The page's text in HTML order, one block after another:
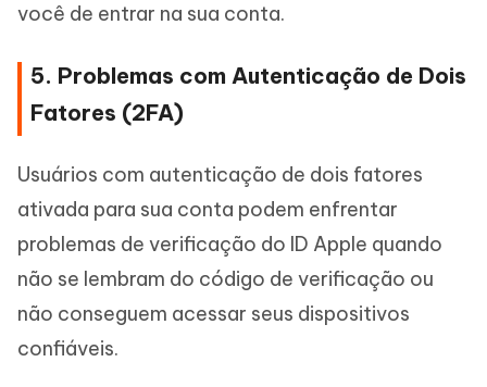
você de entrar na sua conta.
5. Problemas com Autenticação de Dois
Fatores (2FA)
Usuários com autenticação de dois fatores
ativada para sua conta podem enfrentar
problemas de verificação do ID Apple quando
não se lembram do código de verificação ou
não conseguem acessar seus dispositivos
confiáveis.